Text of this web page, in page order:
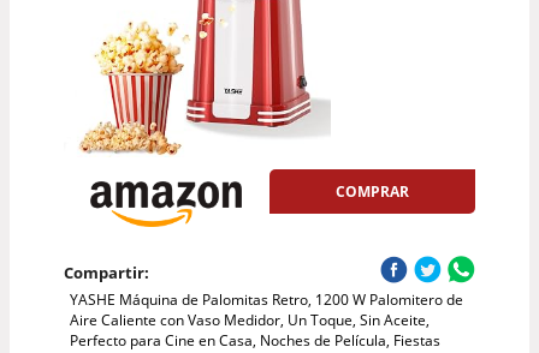
COMPRAR
Compartir:
YASHE Máquina de Palomitas Retro, 1200 W Palomitero de
Aire Caliente con Vaso Medidor, Un Toque, Sin Aceite,
Perfecto para Cine en Casa, Noches de Película, Fiestas